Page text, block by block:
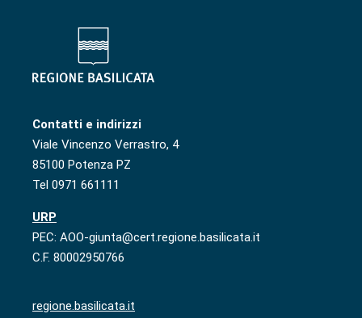
Contatti e indirizzi
Viale Vincenzo Verrastro, 4
85100 Potenza PZ
Tel 0971 661111
URP
PEC: AOO-giunta@cert.regione.basilicata.it
C.F. 80002950766
regione.basilicata.it